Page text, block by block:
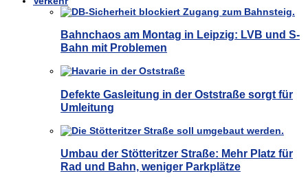
Bahnchaos am Montag in Leipzig: LVB und S-
Bahn mit Problemen
Defekte Gasleitung in der Oststraße sorgt für
Umleitung
Umbau der Stötteritzer Straße: Mehr Platz für
Rad und Bahn, weniger Parkplätze